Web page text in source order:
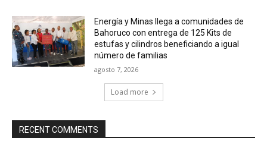
Energía y Minas llega a comunidades de
Bahoruco con entrega de 125 Kits de
estufas y cilindros beneficiando a igual
número de familias
agosto 7, 2026
Load more
RECENT COMMENTS